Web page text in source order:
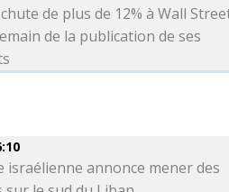
chute de plus de 12% à Wall
de la publication de ses
israélienne annonce mener des